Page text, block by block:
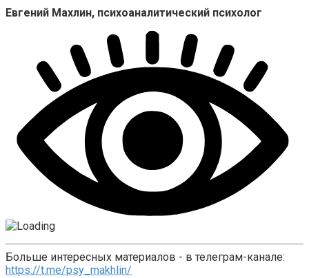
Евгений Махлин, психоаналитический психолог
Больше интересных материалов - в телеграм-канале:
https://t.me/psy_makhlin/